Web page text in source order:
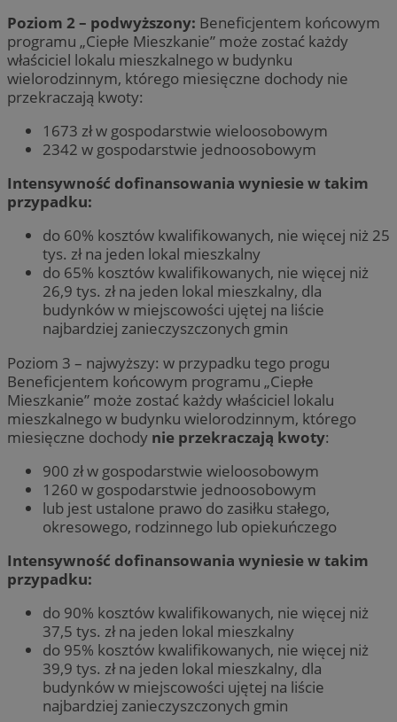
Poziom 2 – podwyższony: Beneficjentem końcowym
programu „Ciepłe Mieszkanie” może zostać każdy
właściciel lokalu mieszkalnego w budynku
wielorodzinnym, którego miesięczne dochody nie
przekraczają kwoty:
1673 zł w gospodarstwie wieloosobowym
2342 w gospodarstwie jednoosobowym
Intensywność dofinansowania wyniesie w takim
przypadku:
do 60% kosztów kwalifikowanych, nie więcej niż 25
tys. zł na jeden lokal mieszkalny
do 65% kosztów kwalifikowanych, nie więcej niż
26,9 tys. zł na jeden lokal mieszkalny, dla
budynków w miejscowości ujętej na liście
najbardziej zanieczyszczonych gmin
Poziom 3 – najwyższy: w przypadku tego progu
Beneficjentem końcowym programu „Ciepłe
Mieszkanie” może zostać każdy właściciel lokalu
mieszkalnego w budynku wielorodzinnym, którego
miesięczne dochody nie przekraczają kwoty:
900 zł w gospodarstwie wieloosobowym
1260 w gospodarstwie jednoosobowym
lub jest ustalone prawo do zasiłku stałego,
okresowego, rodzinnego lub opiekuńczego
Intensywność dofinansowania wyniesie w takim
przypadku:
do 90% kosztów kwalifikowanych, nie więcej niż
37,5 tys. zł na jeden lokal mieszkalny
do 95% kosztów kwalifikowanych, nie więcej niż
39,9 tys. zł na jeden lokal mieszkalny, dla
budynków w miejscowości ujętej na liście
najbardziej zanieczyszczonych gmin